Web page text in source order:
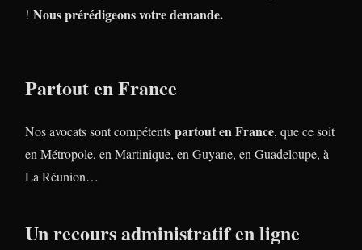
! Nous prérédigeons votre demande.
Partout en France
Nos avocats sont compétentspartout en France, que ce soit
en Métropole, en Martinique, en Guyane, en Guadeloupe, à
La Réunion…
Un recours administratif en ligne